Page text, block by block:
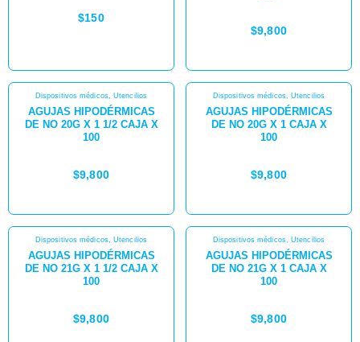
$150
$9,800
Dispositivos médicos,Utencilios
AGUJAS HIPODÉRMICAS
DE NO 20G X 1 1/2 CAJA X
100
$9,800
Dispositivos médicos,Utencilios
AGUJAS HIPODÉRMICAS
DE NO 20G X 1 CAJA X
100
$9,800
Dispositivos médicos,Utencilios
AGUJAS HIPODÉRMICAS
DE NO 21G X 1 1/2 CAJA X
100
$9,800
Dispositivos médicos,Utencilios
AGUJAS HIPODÉRMICAS
DE NO 21G X 1 CAJA X
100
$9,800